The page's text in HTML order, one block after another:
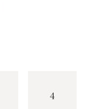
4